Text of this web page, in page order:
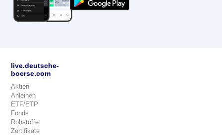
live.deutsche-
boerse.com
Aktien
Anleihen
ETF/ETP
Fonds
Rohstoffe
Zertifikate